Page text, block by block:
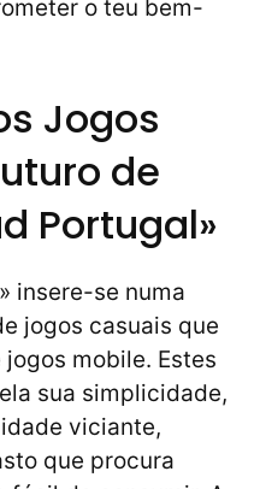
o teu bem-
Jogos
de
Portugal»
insere-se numa
jogos casuais que
mobile. Estes
sua simplicidade,
viciante,
que procura